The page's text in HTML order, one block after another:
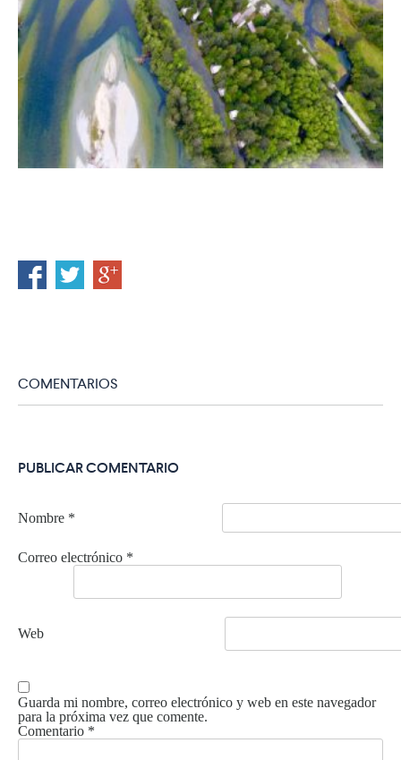
COMENTARIOS
PUBLICAR COMENTARIO
Nombre *
Correo electrónico *
Web
Guarda mi nombre, correo electrónico y web en este navegador
para la próxima vez que comente.
Comentario *